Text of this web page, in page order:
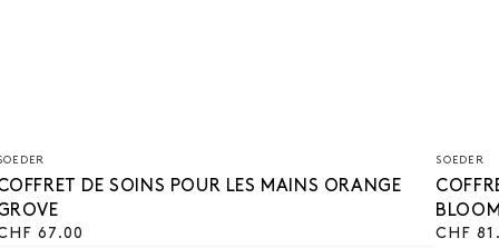
vendeuse
DE SOINS POUR LES MAINS ORANGE
67.00
:
SOEDER
Prix
CHF